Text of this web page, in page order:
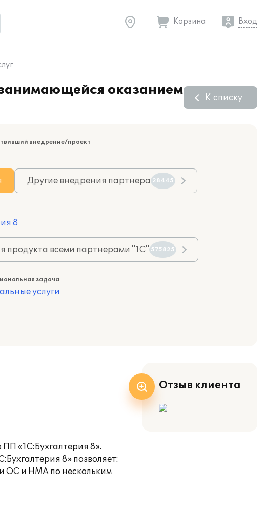
Корзина Вход
оказанием
К списку
внедрение/проект
Другие внедрения партнера 28445
8
продукта всеми партнерами "1С" 575825
задача
услуги
«1С:Бухгалтерия 8».
8» позволяет:
ОС и НМА по нескольким
Отзыв клиента